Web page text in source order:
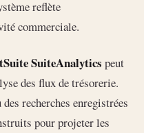
reflète
commerciale.
SuiteAnalytics peut
des flux de trésorerie.
recherches enregistrées
pour projeter les